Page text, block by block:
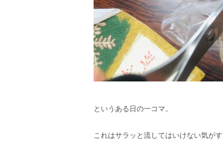
というある日の一コマ。
これはサラッと流してはいけない気がす